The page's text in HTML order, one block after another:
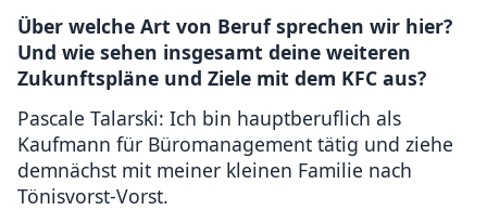
Über welche Art von Beruf sprechen wir hier?
Und wie sehen insgesamt deine weiteren
Zukunftspläne und Ziele mit dem KFC aus?
Pascale Talarski: Ich bin hauptberuflich als
Kaufmann für Büromanagement tätig und ziehe
demnächst mit meiner kleinen Familie nach
Tönisvorst-Vorst.